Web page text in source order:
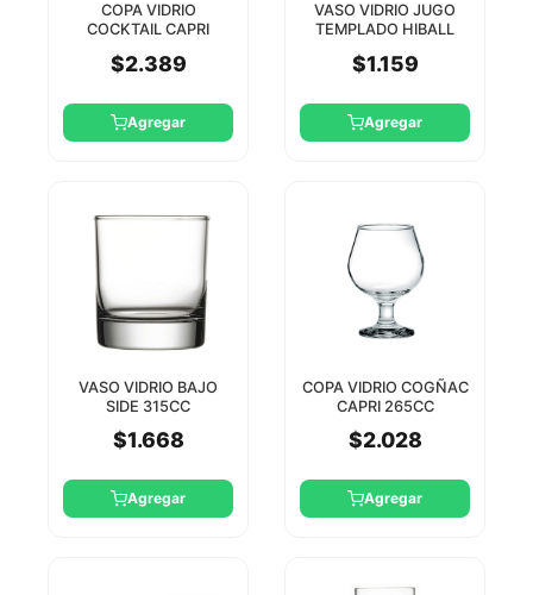
COPA VIDRIO
COCKTAIL CAPRI
$2.389
Agregar
VASO VIDRIO JUGO
TEMPLADO HIBALL
$1.159
Agregar
VASO VIDRIO BAJO
SIDE 315CC
$1.668
Agregar
COPA VIDRIO COGÑAC
CAPRI 265CC
$2.028
Agregar